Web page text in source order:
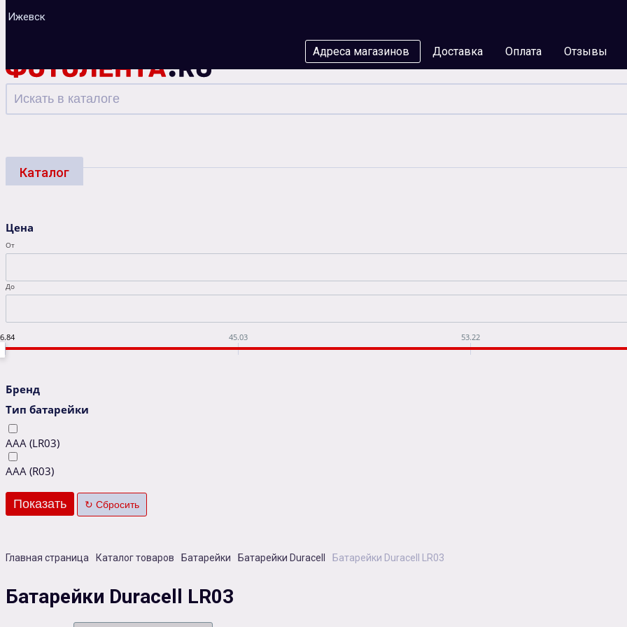
Ижевск
Адреса магазинов Доставка Оплата Отзывы
Каталог
Цена
От
До
45.03 53.22
Бренд
Тип батарейки
AAA (LR03)
AAA (R03)
Главная страница Каталог товаров Батарейки Батарейки Duracell Батарейки Duracell LR03
Батарейки Duracell LR03